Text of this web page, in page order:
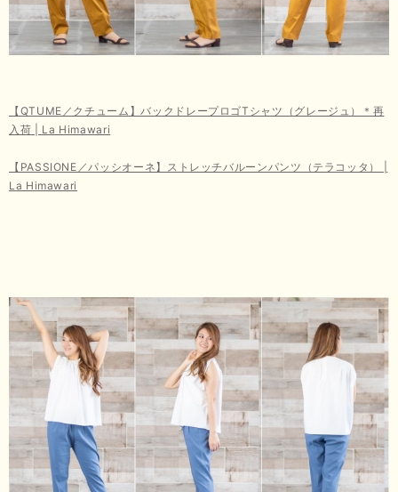
【QTUME／クチューム】バックドレープロゴTシャツ（グレージュ）＊再
入荷 | La Himawari
【PASSIONE／パッシオーネ】ストレッチバルーンパンツ（テラコッタ） |
La Himawari